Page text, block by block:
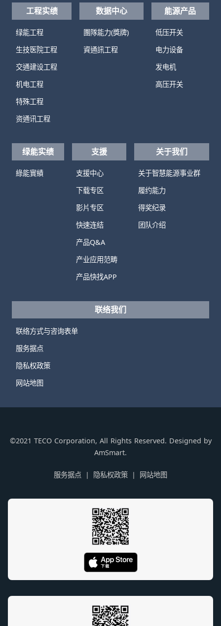
工程实绩
绿能工程
生技医院工程
交通建设工程
机电工程
特殊工程
资通讯工程
数据中心
團隊能力(獎牌)
資通訊工程
能源产品
低压开关
电力设备
发电机
高压开关
绿能实绩
綠能實績
支援
支援中心
下载专区
影片专区
快速连结
产品Q&A
产业应用范畴
产品快找APP
关于我们
关于智慧能源事业群
履约能力
得奖纪录
团队介绍
联络我们
联络方式与咨询表单
服务据点
隐私权政策
网站地图
©2021 TECO Corporation, All Rights Reserved. Designed by
AmSmart.
服务据点 隐私权政策 网站地图